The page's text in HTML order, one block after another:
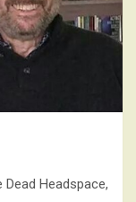
Dead Headspace,